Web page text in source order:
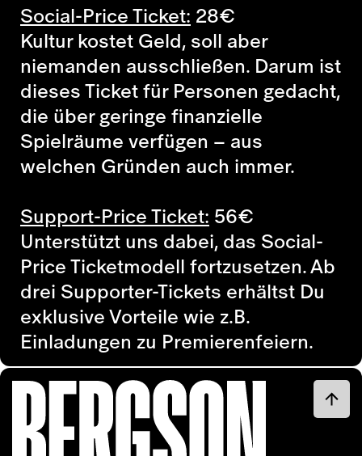
Social-Price Ticket: 28€
Kultur kostet Geld, soll aber
niemanden ausschließen. Darum ist
dieses Ticket für Personen gedacht,
die über geringe finanzielle
Spielräume verfügen – aus
welchen Gründen auch immer.
Support-Price Ticket: 56€
Unterstützt uns dabei, das Social-
Price Ticketmodell fortzusetzen. Ab
drei Supporter-Tickets erhältst Du
exklusive Vorteile wie z.B.
Einladungen zu Premierenfeiern.